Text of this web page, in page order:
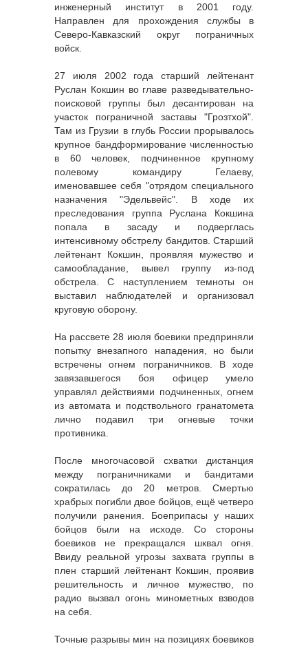
инженерный институт в 2001 году.
Направлен для прохождения службы в
Северо-Кавказский округ пограничных
войск.
27 июля 2002 года старший лейтенант
Руслан Кокшин во главе разведывательно-
поисковой группы был десантирован на
участок пограничной заставы "Грозтхой".
Там из Грузии в глубь России прорывалось
крупное бандформирование численностью
в 60 человек, подчиненное крупному
полевому командиру Гелаеву,
именовавшее себя "отрядом специального
назначения "Эдельвейс". В ходе их
преследования группа Руслана Кокшина
попала в засаду и подверглась
интенсивному обстрелу бандитов. Старший
лейтенант Кокшин, проявляя мужество и
самообладание, вывел группу из-под
обстрела. С наступлением темноты он
выставил наблюдателей и организовал
круговую оборону.
На рассвете 28 июля боевики предприняли
попытку внезапного нападения, но были
встречены огнем пограничников. В ходе
завязавшегося боя офицер умело
управлял действиями подчиненных, огнем
из автомата и подствольного гранатомета
лично подавил три огневые точки
противника.
После многочасовой схватки дистанция
между пограничниками и бандитами
сократилась до 20 метров. Смертью
храбрых погибли двое бойцов, ещё четверо
получили ранения. Боеприпасы у наших
бойцов были на исходе. Со стороны
боевиков не прекращался шквал огня.
Ввиду реальной угрозы захвата группы в
плен старший лейтенант Кокшин, проявив
решительность и личное мужество, по
радио вызвал огонь минометных взводов
на себя.
Точные разрывы мин на позициях боевиков